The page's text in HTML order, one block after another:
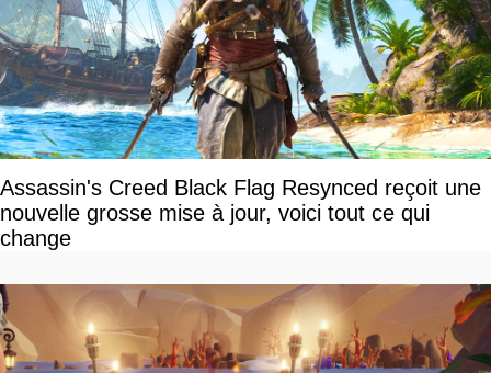
Assassin's Creed Black Flag Resynced reçoit une
nouvelle grosse mise à jour, voici tout ce qui
change